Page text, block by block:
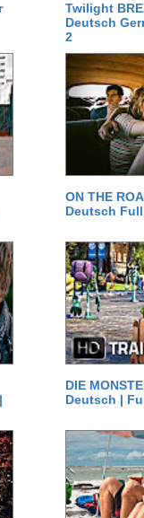
Twilight
Deutsch
2
ON THE
Deutsch
DIE
Deutsch |